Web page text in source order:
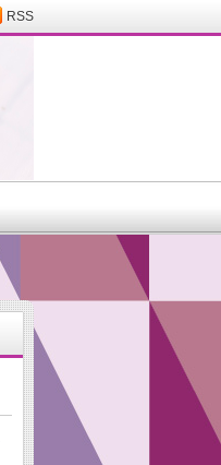
RSS